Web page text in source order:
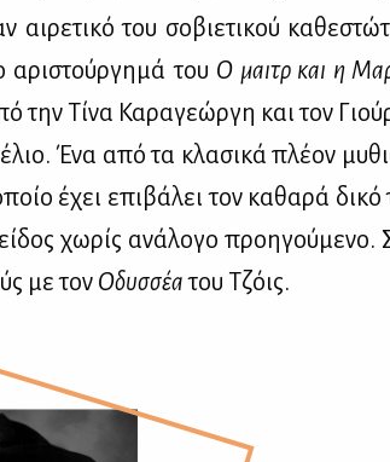
του σο­βιε­τι­κού
του Ο μαιτρ και η
την Τί­να Κα­ρα­γε­ώρ­γη και τον
Ένα από τα κλα­σι­κά πλέ­ον
έχει επι­βά­λει τον κα­θα­ρά
χω­ρίς ανά­λο­γο προη­γού­με­νο.
με τον Οδυσ­σέατου Τζόις.